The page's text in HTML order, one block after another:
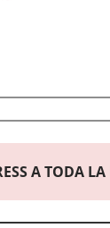
A TODA